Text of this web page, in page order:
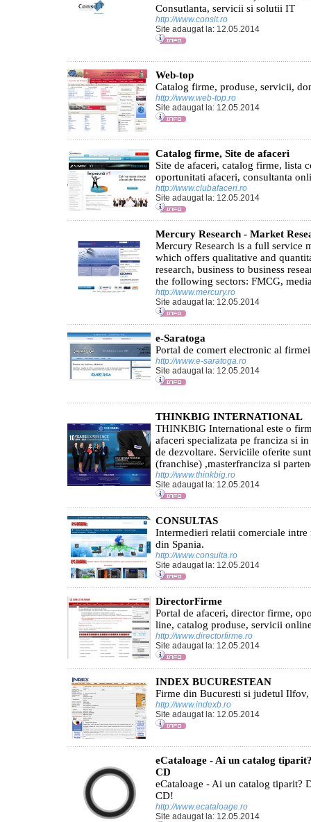
Consutlanta, servicii si solutii IT
http://www.consit.ro
Site adaugat la: 12.05.2014
Web-top
Catalog firme, produse, servicii,
http://www.web-top.ro
Site adaugat la: 12.05.2014
Catalog firme, Site de afaceri
Site de afaceri, catalog firme, lista
oportunitati afaceri, consultanta
http://www.clubafaceri.ro
Site adaugat la: 12.05.2014
Mercury Research - Market
Mercury Research is a full service
which offers qualitative and
research, business to business
the following sectors: FMCG,
http://www.mercury.ro
Site adaugat la: 12.05.2014
e-Saratoga
Portal de comert electronic al
http://www.e-saratoga.ro
Site adaugat la: 12.05.2014
THINKBIG INTERNATIONAL
THINKBIG International este o
afaceri specializata pe franciza si
de dezvoltare. Serviciile oferite
(franchise) ,masterfranciza si
http://www.thinkbig.ro
Site adaugat la: 12.05.2014
CONSULTAS
Intermedieri relatii comerciale
din Spania.
http://www.consulta.ro
Site adaugat la: 12.05.2014
DirectorFirme
Portal de afaceri, director firme,
line, catalog produse, servicii
http://www.directorfirme.ro
Site adaugat la: 12.05.2014
INDEX BUCURESTEAN
Firme din Bucuresti si judetul
http://www.indexb.ro
Site adaugat la: 12.05.2014
eCataloage - Ai un catalog
CD
eCataloage - Ai un catalog tiparit?
CD!
http://www.ecataloage.ro
Site adaugat la: 12.05.2014